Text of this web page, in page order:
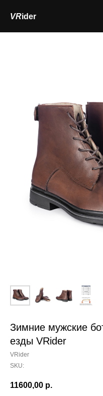
VRider
Зимние мужские
езды VRider
VRider
SKU:
11600,00 р.